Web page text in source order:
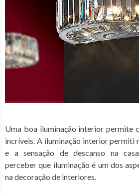
Uma boa iluminação interior permite
incríveis. A iluminação interiorpermiti
e a sensação de descanso na
perceber que iluminação é um dos
nadecoração de interiores.